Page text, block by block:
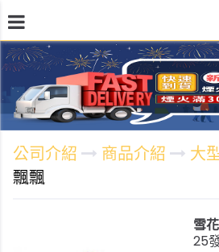
公司介紹 施放地點 商
公司介紹 商品介紹 大
飄飄
雪
25